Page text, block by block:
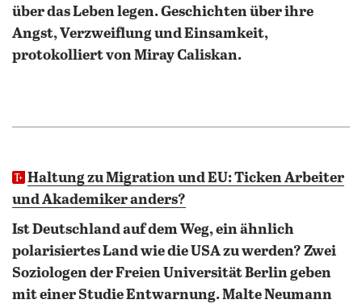
über das Leben legen. Geschichten über ihre
Angst, Verzweiflung und Einsamkeit,
protokolliert von Miray Caliskan.
Haltung zu Migration und EU: Ticken Arbeiter
und Akademiker anders?
Ist Deutschland auf dem Weg, ein ähnlich
polarisiertes Land wie die USA zu werden? Zwei
Soziologen der Freien Universität Berlin geben
mit einer Studie Entwarnung. Malte Neumann